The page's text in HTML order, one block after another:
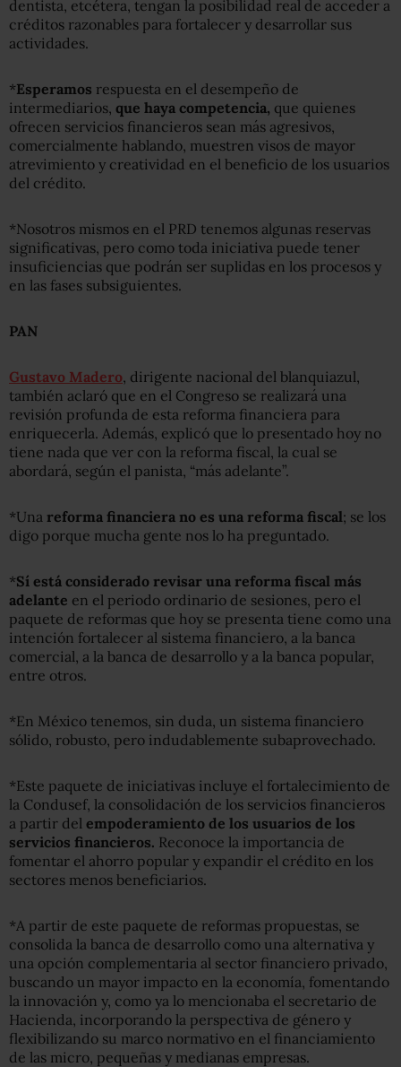
dentista, etcétera, tengan la posibilidad real de acceder a
créditos razonables para fortalecer y desarrollar sus
actividades.
*Esperamos respuesta en el desempeño de
intermediarios, que haya competencia, que quienes
ofrecen servicios financieros sean más agresivos,
comercialmente hablando, muestren visos de mayor
atrevimiento y creatividad en el beneficio de los usuarios
del crédito.
*Nosotros mismos en el PRD tenemos algunas reservas
significativas, pero como toda iniciativa puede tener
insuficiencias que podrán ser suplidas en los procesos y
en las fases subsiguientes.
PAN
Gustavo Madero , dirigente nacional del blanquiazul,
también aclaró que en el Congreso se realizará una
revisión profunda de esta reforma financiera para
enriquecerla. Además, explicó que lo presentado hoy no
tiene nada que ver con la reforma fiscal, la cual se
abordará, según el panista, “más adelante”.
*Una reforma financiera no es una reforma fiscal; se los
digo porque mucha gente nos lo ha preguntado.
*Sí está considerado revisar una reforma fiscal más
adelante en el periodo ordinario de sesiones, pero el
paquete de reformas que hoy se presenta tiene como una
intención fortalecer al sistema financiero, a la banca
comercial, a la banca de desarrollo y a la banca popular,
entre otros.
*En México tenemos, sin duda, un sistema financiero
sólido, robusto, pero indudablemente subaprovechado.
*Este paquete de iniciativas incluye el fortalecimiento de
la Condusef, la consolidación de los servicios financieros
a partir del empoderamiento de los usuarios de los
servicios financieros. Reconoce la importancia de
fomentar el ahorro popular y expandir el crédito en los
sectores menos beneficiarios.
*A partir de este paquete de reformas propuestas, se
consolida la banca de desarrollo como una alternativa y
una opción complementaria al sector financiero privado,
buscando un mayor impacto en la economía, fomentando
la innovación y, como ya lo mencionaba el secretario de
Hacienda, incorporando la perspectiva de género y
flexibilizando su marco normativo en el financiamiento
de las micro, pequeñas y medianas empresas.